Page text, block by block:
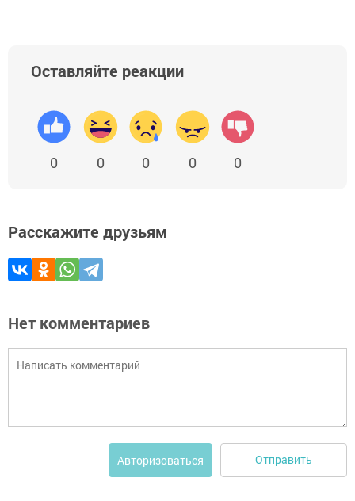
Оставляйте реакции
0 0 0 0 0
Расскажите друзьям
Нет комментариев
Авторизоваться Отправить